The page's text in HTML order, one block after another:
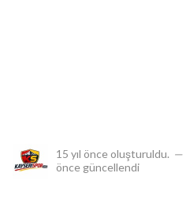
15 yıl önce oluşturuldu. —
önce güncellendi